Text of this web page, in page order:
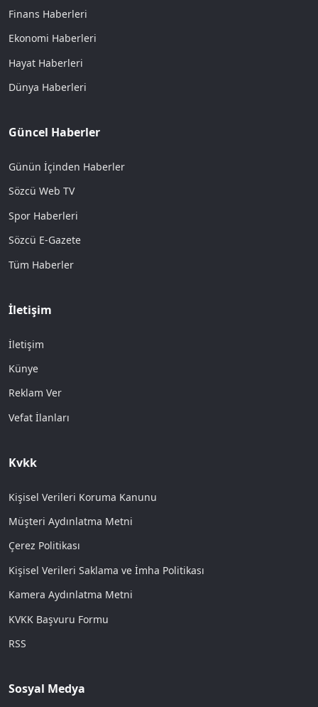
Finans Haberleri
Ekonomi Haberleri
Hayat Haberleri
Dünya Haberleri
Güncel Haberler
Günün İçinden Haberler
Sözcü Web TV
Spor Haberleri
Sözcü E-Gazete
Tüm Haberler
İletişim
İletişim
Künye
Reklam Ver
Vefat İlanları
Kvkk
Kişisel Verileri Koruma Kanunu
Müşteri Aydınlatma Metni
Çerez Politikası
Kişisel Verileri Saklama ve İmha Politikası
Kamera Aydınlatma Metni
KVKK Başvuru Formu
RSS
Sosyal Medya